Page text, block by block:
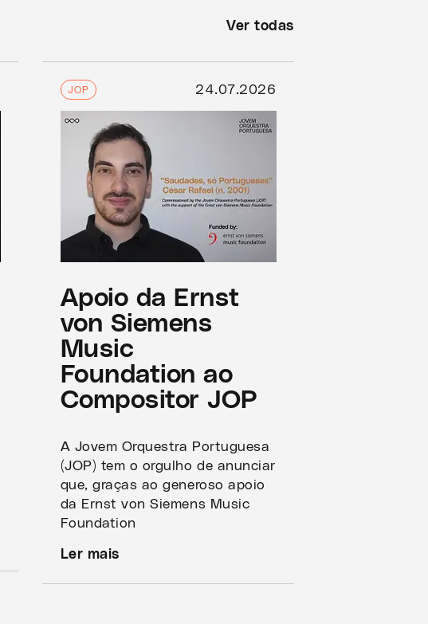
Ver todas
JOP 24.07.2026
Apoio da Ernst
von Siemens
Music
Foundation ao
Compositor JOP
A Jovem Orquestra Portuguesa
(JOP) tem o orgulho de anunciar
que, graças ao generoso apoio
da Ernst von Siemens Music
Foundation
Ler mais